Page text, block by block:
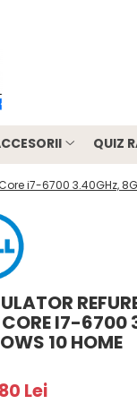
QUIZ
i7-6700 3.40GHz,
CORE I7-6700
10 HOME
Lei